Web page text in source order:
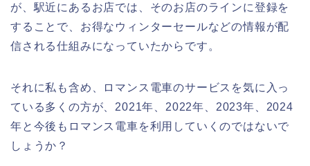
が、駅近にあるお店では、そのお店のラインに登録を
することで、お得なウィンターセールなどの情報が配
信される仕組みになっていたからです。
それに私も含め、ロマンス電車のサービスを気に入っ
ている多くの方が、2021年、2022年、2023年、2024
年と今後もロマンス電車を利用していくのではないで
しょうか？